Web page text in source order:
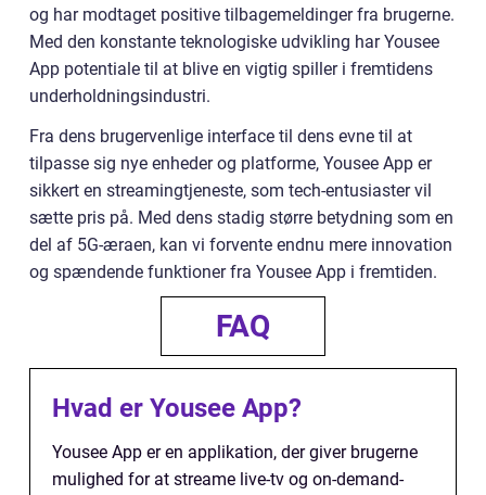
og har modtaget positive tilbagemeldinger fra brugerne.
Med den konstante teknologiske udvikling har Yousee
App potentiale til at blive en vigtig spiller i fremtidens
underholdningsindustri.
Fra dens brugervenlige interface til dens evne til at
tilpasse sig nye enheder og platforme, Yousee App er
sikkert en streamingtjeneste, som tech-entusiaster vil
sætte pris på. Med dens stadig større betydning som en
del af 5G-æraen, kan vi forvente endnu mere innovation
og spændende funktioner fra Yousee App i fremtiden.
FAQ
Hvad er Yousee App?
Yousee App er en applikation, der giver brugerne
mulighed for at streame live-tv og on-demand-